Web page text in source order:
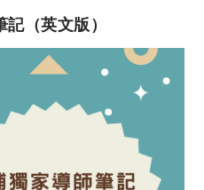
（英文版）